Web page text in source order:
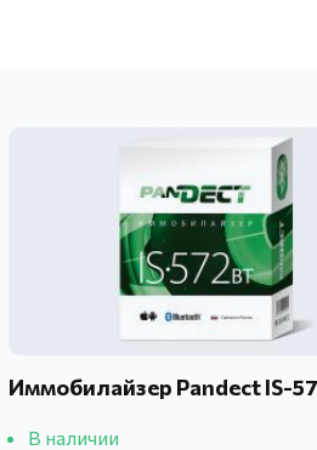
Иммобилайзер Pandect IS-
В наличии